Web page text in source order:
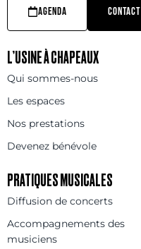
AGENDA CONTACT
L’USINE À CHAPEAUX
Qui sommes-nous
Les espaces
Nos prestations
Devenez bénévole
PRATIQUES MUSICALES
Diffusion de concerts
Accompagnements des
musiciens